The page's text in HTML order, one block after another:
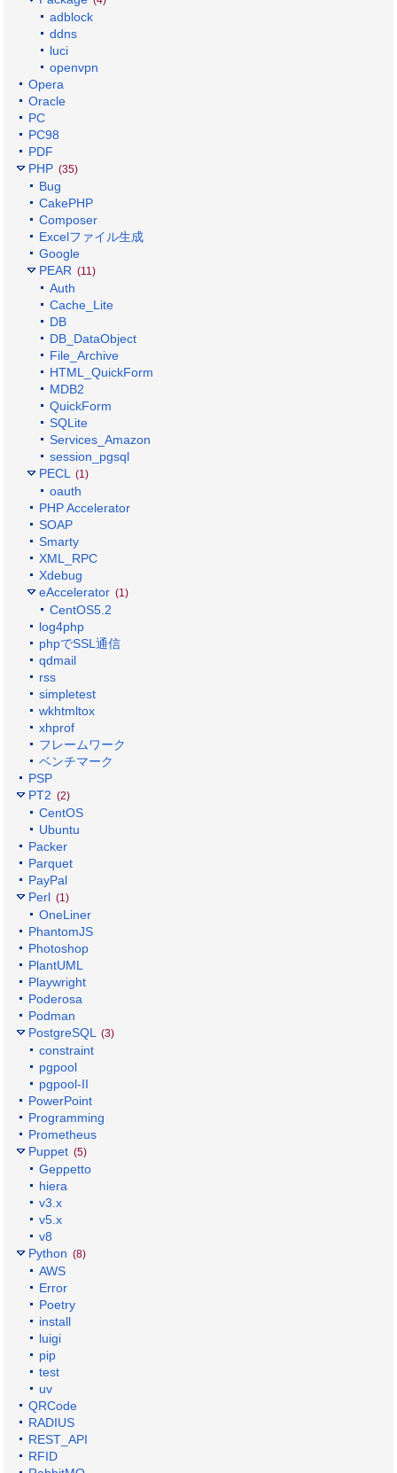
adblock
ddns
luci
openvpn
Opera
Oracle
PC
PC98
PDF
PHP (35)
Bug
CakePHP
Composer
Excelファイル生成
Google
PEAR (11)
Auth
Cache_Lite
DB
DB_DataObject
File_Archive
HTML_QuickForm
MDB2
QuickForm
SQLite
Services_Amazon
session_pgsql
PECL (1)
oauth
PHP Accelerator
SOAP
Smarty
XML_RPC
Xdebug
eAccelerator (1)
CentOS5.2
log4php
phpでSSL通信
qdmail
rss
simpletest
wkhtmltox
xhprof
フレームワーク
ベンチマーク
PSP
PT2 (2)
CentOS
Ubuntu
Packer
Parquet
PayPal
Perl (1)
OneLiner
PhantomJS
Photoshop
PlantUML
Playwright
Poderosa
Podman
PostgreSQL (3)
constraint
pgpool
pgpool-II
PowerPoint
Programming
Prometheus
Puppet (5)
Geppetto
hiera
v3.x
v5.x
v8
Python (8)
AWS
Error
Poetry
install
luigi
pip
test
uv
QRCode
RADIUS
REST_API
RFID